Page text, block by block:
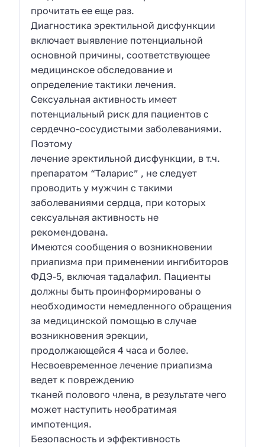
прочитать ее еще раз.
Диагностика эректильной дисфункции
включает выявление потенциальной
основной причины, соответствующее
медицинское обследование и
определение тактики лечения.
Сексуальная активность имеет
потенциальный риск для пациентов с
сердечно-сосудистыми заболеваниями.
Поэтому
лечение эректильной дисфункции, в т.ч.
препаратом “Таларис” , не следует
проводить у мужчин с такими
заболеваниями сердца, при которых
сексуальная активность не
рекомендована.
Имеются сообщения о возникновении
приапизма при применении ингибиторов
ФДЭ-5, включая тадалафил. Пациенты
должны быть проинформированы о
необходимости немедленного обращения
за медицинской помощью в случае
возникновения эрекции,
продолжающейся 4 часа и более.
Несвоевременное лечение приапизма
ведет к повреждению
тканей полового члена, в результате чего
может наступить необратимая
импотенция.
Безопасность и эффективность